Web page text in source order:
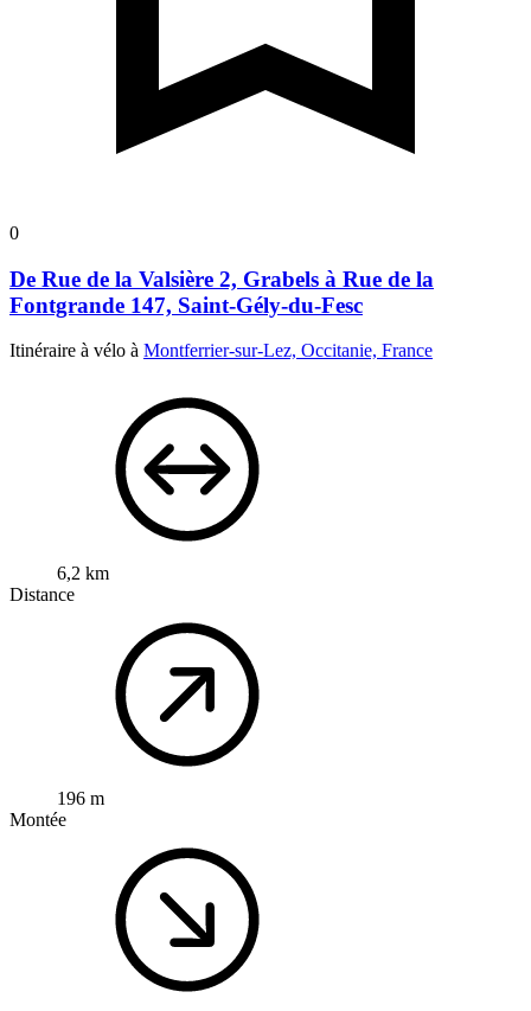
0
De Rue de la Valsière 2, Grabels à Rue de la
Fontgrande 147, Saint-Gély-du-Fesc
Itinéraire à vélo à Montferrier-sur-Lez, Occitanie, France
6,2 km
Distance
196 m
Montée